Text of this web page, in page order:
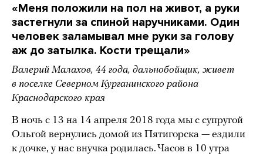
«Меня положили на пол на живот, а руки
застегнули за спиной наручниками. Один
человек заламывал мне руки за голову
аж до затылка. Кости трещали»
Валерий Малахов, 44 года, дальнобойщик, живет
в поселке Северном Курганинского района
Краснодарского края
В ночь с 13 на 14 апреля 2018 года мы с супругой
Ольгой вернулись домой из Пятигорска — ездили
к дочке, у нас внучка родилась. Часов в 10 утра